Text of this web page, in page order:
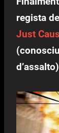
regista
Just